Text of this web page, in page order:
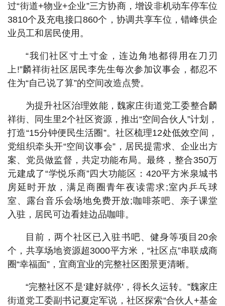
过“街道+物业+企业”三方协商，增设非机动车停车位
3810个及充电接口860个，协调共享车位，错峰供企
业员工和居民使用。
“我们社区寸土寸金，连边角地都得用在刀刃
上!”麟祥街社区居民李先生每次参加议事会，都忍不
住为“自己说了算”的空间改造点赞。
为提升社区治理效能，魏家庄街道党工委整合麟
祥街、同生里2个社区资源，推出“空间合伙人”计划，
打造“15分钟便民生活圈”。社区梳理12处低效空间，
党组织牵头开“空间议事会”，居民提需求、企业出方
案、党员做监督，共定功能布局。最终，整合350万
元建成了“学悦乐商”四大功能区：420平方米泉城书
房延时开放，满足商圈青年夜读需求;室内乒乓球
室、露台音乐会场地免费开放;咖啡茶吧、亲子课堂
入驻，居民可边看娃边品咖啡。
目前，两个社区已入驻书吧、健身等项目20余
个，共享场地资源超3000平方米，“社区点”串联成商
圈“幸福面”，宜商宜业的完整社区图景更清晰。
“完整社区不是‘建好就停’，得长久运转。”魏家庄
街道党工委副书记夏定军说，社区探索“合伙人+基金